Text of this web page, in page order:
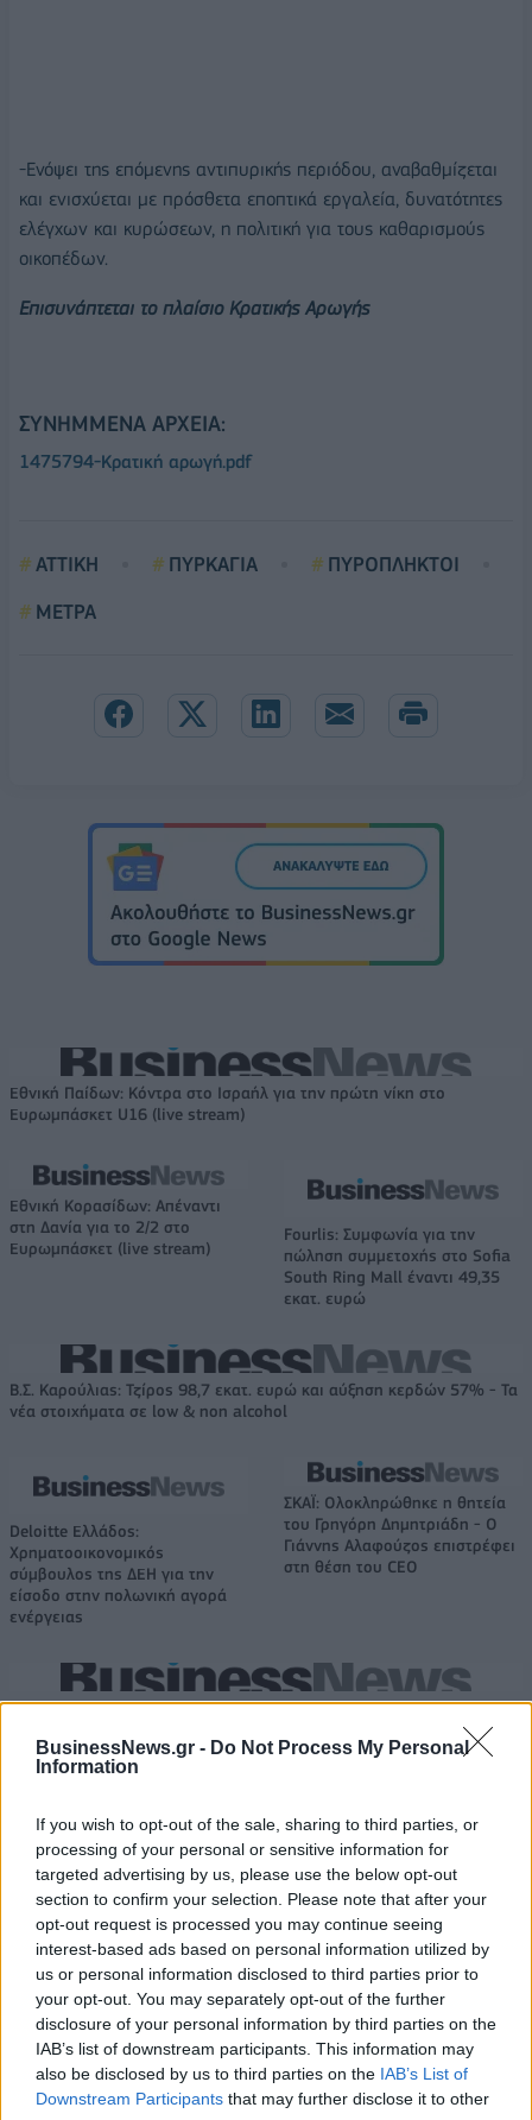
BusinessNews.gr - Do Not Process My Personal
Information
If you wish to opt-out of the sale, sharing to third parties, or
processing of your personal or sensitive information for
targeted advertising by us, please use the below opt-out
section to confirm your selection. Please note that after your
opt-out request is processed you may continue seeing
interest-based ads based on personal information utilized by
us or personal information disclosed to third parties prior to
your opt-out. You may separately opt-out of the further
disclosure of your personal information by third parties on the
IAB’s list of downstream participants. This information may
also be disclosed by us to third parties on the IAB’s List of
Downstream Participants that may further disclose it to other
-Ενόψει της επόμενης αντιπυρικής περιόδου, αναβαθμίζεται
και ενισχύεται με πρόσθετα εποπτικά εργαλεία, δυνατότητες
ελέγχων και κυρώσεων, η πολιτική για τους καθαρισμούς
οικοπέδων.
Επισυνάπτεται το πλαίσιο Κρατικής Αρωγής
ΣΥΝΗΜΜΈΝΑ ΑΡΧΕΊΑ:
1475794-Κρατική αρωγή.pdf
ΑΤΤΙΚΗ ΠΥΡΚΑΓΙΑ
ΠΥΡΟΠΛΗΚΤΟΙ
ΜΕΤΡΑ
Εθνική Παίδων: Κόντρα στο Ισραήλ για την πρώτη νίκη στο
Ευρωμπάσκετ U16 (live stream)
Εθνική Κορασίδων: Απέναντι
στη Δανία για το 2/2 στο
Ευρωμπάσκετ (live stream)
Fourlis: Συμφωνία για την
πώληση συμμετοχής στο Sofia
South Ring Mall έναντι 49,35
εκατ. ευρώ
Β.Σ. Καρούλιας: Τζίρος 98,7 εκατ. ευρώ και αύξηση κερδών 57% - Τα
νέα στοιχήματα σε low & non alcohol
Deloitte Ελλάδος:
Χρηματοοικονομικός
σύμβουλος της ΔΕΗ για την
είσοδο στην πολωνική αγορά
ενέργειας
ΣΚΑΪ: Ολοκληρώθηκε η θητεία
του Γρηγόρη Δημητριάδη - Ο
Γιάννης Αλαφούζος επιστρέφει
στη θέση του CEO
Media: Με ενίσχυση 8 εκατ. ευρώ σε 451 επιχειρήσεις ξεκίνησε το
Η Toyota φέρνει νέα γενιά
μπαταριών για τα υβριδικά της
Σε κινεζική… πολιορκία η
ευρωπαϊκή
Νέο Audi A2 e-tron με στόχο την κορυφή της αποδοτικότητας
Εθνική Νεανίδων: Με τη
Βουλγαρία για τις θέσεις 5-8
του Ευρωμπάσκετ (live stream)
WNBA: Έκτη σερί νίκη για τους
Ουάσινγκτον Μίστικς (vid)